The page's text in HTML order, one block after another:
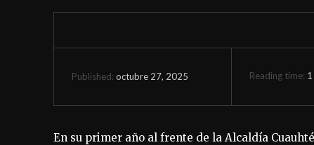
Published: octubre 27, 2025 Reading time: 1
En su primer año al frente de la Alcaldía